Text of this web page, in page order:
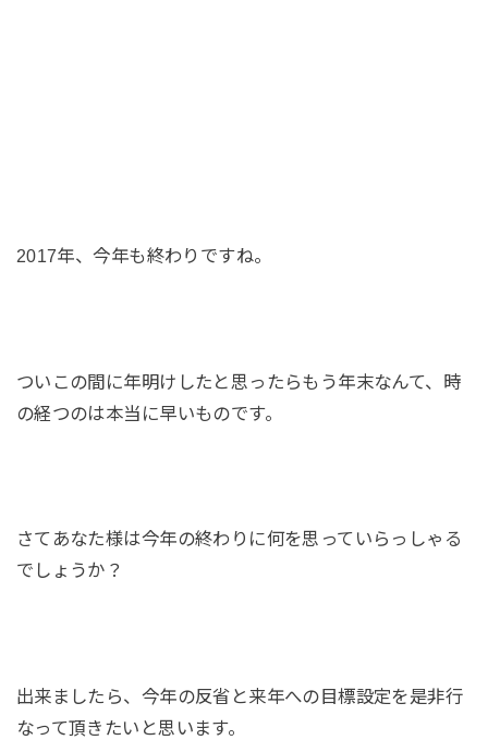
2017年、今年も終わりですね。
ついこの間に年明けしたと思ったらもう年末なんて、時
の経つのは本当に早いものです。
さてあなた様は今年の終わりに何を思っていらっしゃる
でしょうか？
出来ましたら、今年の反省と来年への目標設定を是非行
なって頂きたいと思います。